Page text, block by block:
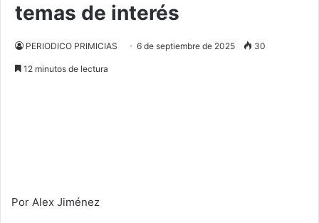
temas de interés
PERIODICO PRIMICIAS 6 de septiembre de 2025 30
12 minutos de lectura
Por Alex Jiménez